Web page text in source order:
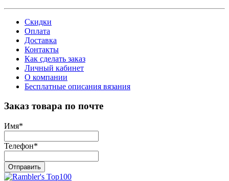
Скидки
Оплата
Доставка
Контакты
Как сделать заказ
Личный кабинет
О компании
Бесплатные описания вязания
Заказ товара по почте
Имя*
Телефон*
Отправить